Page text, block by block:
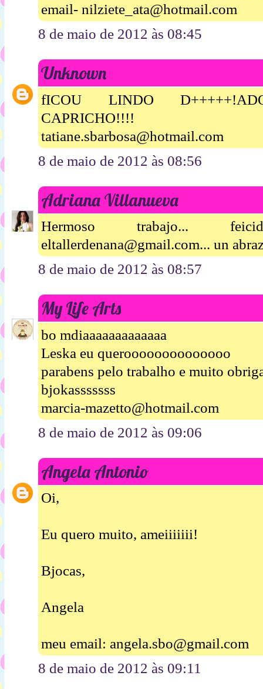
email- nilziete_ata@hotmail.com
8 de maio de 2012 às 08:45
Unknown
fICOU LINDO
CAPRICHO!!!!
tatiane.sbarbosa@hotmail.com
8 de maio de 2012 às 08:56
Adriana Villanueva
Hermoso trabajo...
eltallerdenana@gmail.com... un
8 de maio de 2012 às 08:57
My Life Arts
bo mdiaaaaaaaaaaaaa
Leska eu queroooooooooooooo
parabens pelo trabalho e muito
bjokasssssss
marcia-mazetto@hotmail.com
8 de maio de 2012 às 09:06
Angela Antonio
Oi,
Eu quero muito, ameiiiiiii!
Bjocas,
Angela
meu email: angela.sbo@gmail.com
8 de maio de 2012 às 09:11